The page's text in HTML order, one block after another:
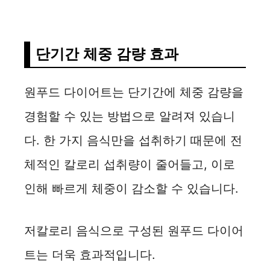
단기간 체중 감량 효과
원푸드 다이어트는 단기간에 체중 감량을
경험할 수 있는 방법으로 알려져 있습니
다. 한 가지 음식만을 섭취하기 때문에 전
체적인 칼로리 섭취량이 줄어들고, 이로
인해 빠르게 체중이 감소할 수 있습니다.
저칼로리 음식으로 구성된 원푸드 다이어
트는 더욱 효과적입니다.